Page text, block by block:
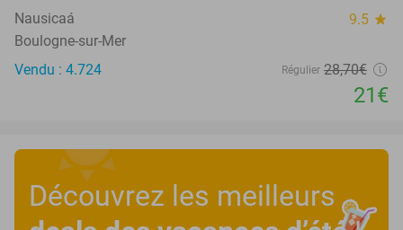
Nausicaá 9.5 star
Boulogne-sur-Mer
Vendu : 4.724
Régulier 28,70€
21€
Découvrez les meilleurs